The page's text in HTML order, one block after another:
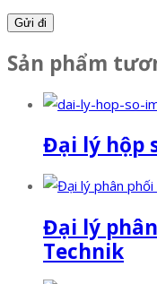
Sản phẩm
Đại lý hộp
Đại lý
Technik